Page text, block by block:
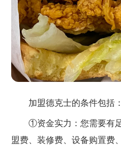
加盟德克士的条件包括：
①资金实力：您需要有足
盟费、装修费、设备购置费